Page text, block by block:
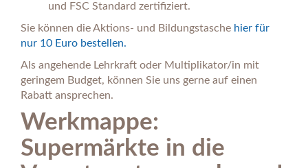
und FSC Standard zertifiziert.
Sie können die Aktions- und Bildungstasche hier für
nur 10 Euro bestellen.
Als angehende Lehrkraft oder Multiplikator/in mit
geringem Budget, können Sie uns gerne auf einen
Rabatt ansprechen.
Werkmappe:
Supermärkte in die